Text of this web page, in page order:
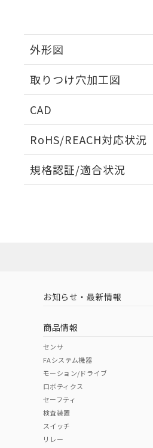
外形図
取りつけ穴加工図
CAD
RoHS/REACH対応状況
EU RoHS 注意事項・凡例
中国 RoHS 注意事項・凡例
中国 RoHS表
Pb Hg
規格認証/適合状況
（イギリス
（ノルウェー
お知らせ・最新情報
商品情報
センサ
FAシステム機器
モーション/ドライブ
ロボティクス
セーフティ
検査装置
スイッチ
リレー